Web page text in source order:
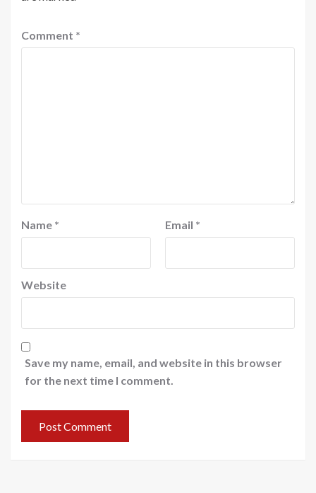
Comment *
Name * Email *
Website
Save my name, email, and website in this browser
for the next time I comment.